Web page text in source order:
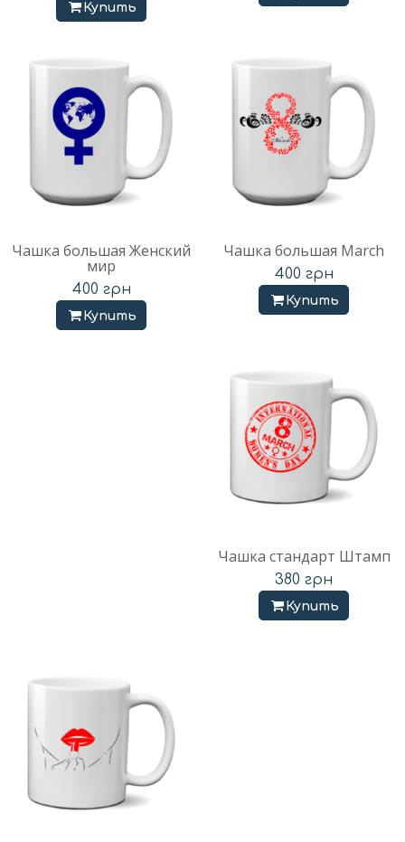
Купить
Чашка большая Женский
мир
400 грн
Купить
Чашка большая March
400 грн
Купить
Чашка стандарт Штамп
380 грн
Купить